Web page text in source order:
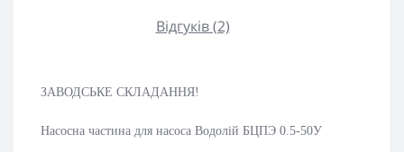
Відгуків (2)
ЗАВОДСЬКЕ СКЛАДАННЯ!
Насосна частина для насоса Водолій БЦПЭ 0.5-50У